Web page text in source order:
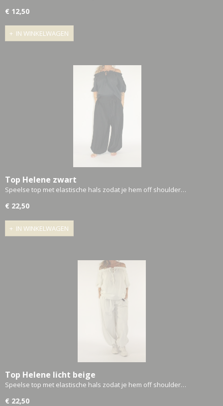
€ 12,50
IN WINKELWAGEN
Top Helene zwart
Speelse top met elastische hals zodat je hem off shoulder…
€ 22,50
IN WINKELWAGEN
Top Helene licht beige
Speelse top met elastische hals zodat je hem off shoulder…
€ 22,50